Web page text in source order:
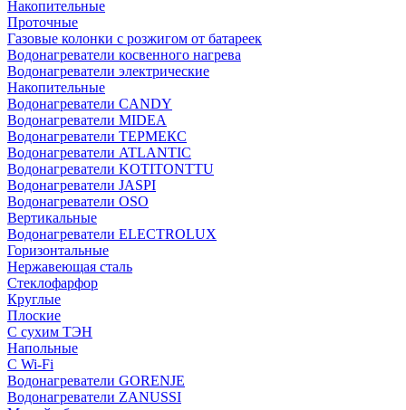
Накопительные
Проточные
Газовые колонки с розжигом от батареек
Водонагреватели косвенного нагрева
Водонагреватели электрические
Накопительные
Водонагреватели CANDY
Водонагреватели MIDEA
Водонагреватели ТЕРМЕКС
Водонагреватели ATLANTIC
Водонагреватели KOTITONTTU
Водонагреватели JASPI
Водонагреватели OSO
Вертикальные
Водонагреватели ELECTROLUX
Горизонтальные
Нержавеющая сталь
Стеклофарфор
Круглые
Плоские
С сухим ТЭН
Напольные
С Wi-Fi
Водонагреватели GORENJE
Водонагреватели ZANUSSI